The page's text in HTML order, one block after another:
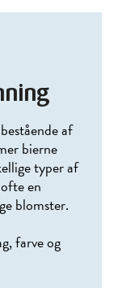
af
bierne
typer af
en
blomster.
farve og